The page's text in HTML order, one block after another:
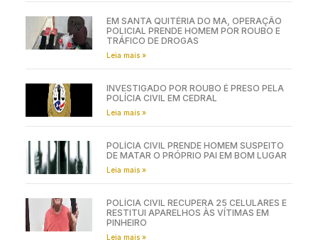
EM SANTA QUITÉRIA DO MA, OPERAÇÃO
POLICIAL PRENDE HOMEM POR ROUBO E
TRÁFICO DE DROGAS
Leia mais »
INVESTIGADO POR ROUBO É PRESO PELA
POLÍCIA CIVIL EM CEDRAL
Leia mais »
POLÍCIA CIVIL PRENDE HOMEM SUSPEITO
DE MATAR O PRÓPRIO PAI EM BOM LUGAR
Leia mais »
POLÍCIA CIVIL RECUPERA 25 CELULARES E
RESTITUI APARELHOS ÀS VÍTIMAS EM
PINHEIRO
Leia mais »